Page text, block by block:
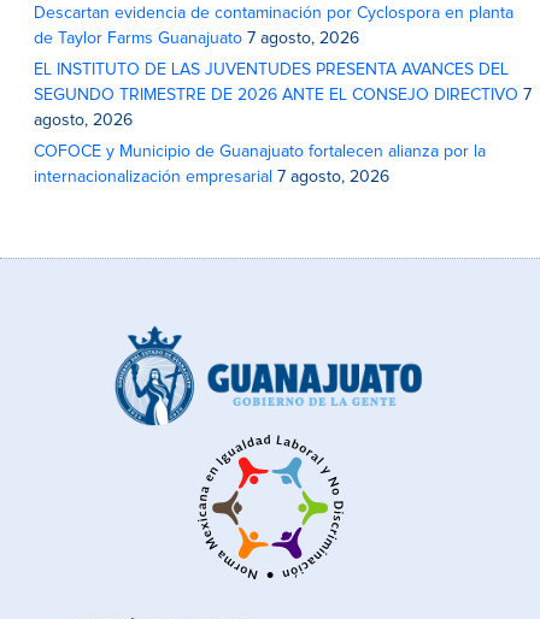
Descartan evidencia de contaminación por Cyclospora en planta
de Taylor Farms Guanajuato 7 agosto, 2026
EL INSTITUTO DE LAS JUVENTUDES PRESENTA AVANCES DEL
SEGUNDO TRIMESTRE DE 2026 ANTE EL CONSEJO DIRECTIVO 7
agosto, 2026
COFOCE y Municipio de Guanajuato fortalecen alianza por la
internacionalización empresarial 7 agosto, 2026